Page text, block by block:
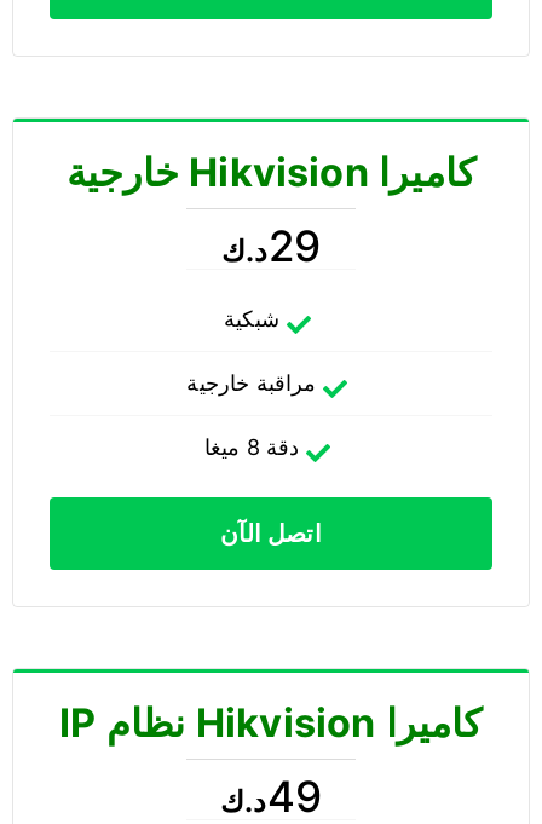
كاميرا Hikvision خارجية
29د.ك
شبكية
مراقبة خارجية
دقة 8 ميغا
اتصل الآن
كاميرا Hikvision نظام IP
49د.ك